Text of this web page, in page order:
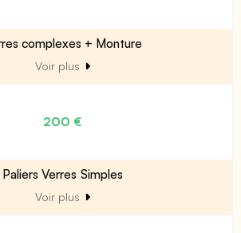
complexes + Monture
Voir plus
200 €
Paliers Verres Simples
Voir plus